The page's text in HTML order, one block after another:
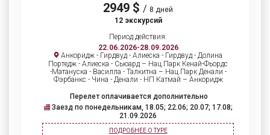
2949 $ / 8 дней
12 экскурсий
Период действия:
22.06.2026-28.09.2026
Анкоридж - Гирдвуд - Алиеска - Гирдвуд - Долина
Портедж - Алиеска - Сьюард – Нац.Парк Кенай-Фьордс
-Матануска - Василла - Талкитна – Нац.Парк Денали -
Фэрбанкс - Чина - Денали - НП Катмай – Анкоридж
Перелет оплачивается дополнительно
Заезд по понедельникам, 18.05; 22.06; 20.07; 17.08;
21.09.2026
ПОДРОБНЕЕ О ТУРЕ